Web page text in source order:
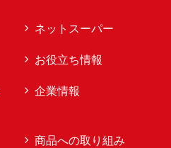
ネットスーパー
お役立ち情報
企業情報
商品への取り組み